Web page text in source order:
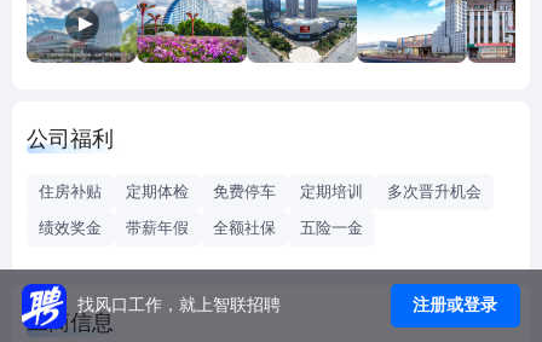
服务。 医院采用多学科诊疗模式（MDT），以病人为中心，
针对特定疾病，依托临床多学科团队，共同制定规范化、个
全，拥有PET-MR、PET-CT、高精度CT、3.0T核磁共振、超
有效的诊疗服务提供了坚实的保障。 医院配备完善的信息管
理系统，全院实行数字化管理，实现以患者为中心的信息资
源整合和以电子病历为核心的大数据整合。此外，针对不同
患者的个性化需求，提供量身定制的一站式智慧医疗解决方
公司福利
住房补贴 定期体检 免费停车 定期培训
多次晋升机会
绩效奖金
带薪年假 全额社保 五险一金
工商信息
找风口工作，就上智联招聘 注册或登录